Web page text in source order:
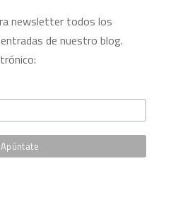
newsletter todos los
de nuestro blog.